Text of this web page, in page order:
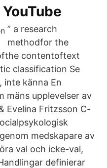
” a research
methodfor the
contentoftext
classification Se
inte känna En
mäns upplevelser av
Evelina Fritzsson C-
medskapare av
val och icke-val,
definierar